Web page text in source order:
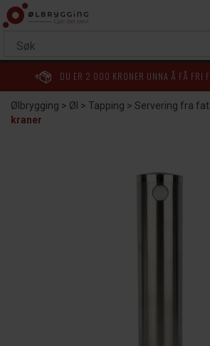
DU ER 2 000 KRONER UNNA Å FÅ FRI
Ølbrygging>Øl >Tapping>Servering fra fat
kraner